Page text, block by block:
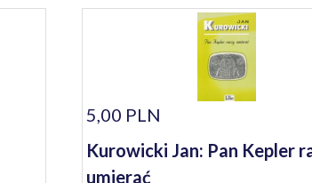
5,00 PLN
Kurowicki Jan: Pan Kepler
umierać